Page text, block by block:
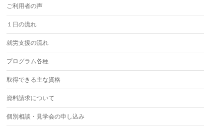
ご利用者の声
１日の流れ
就労支援の流れ
プログラム各種
取得できる主な資格
資料請求について
個別相談・見学会の申し込み